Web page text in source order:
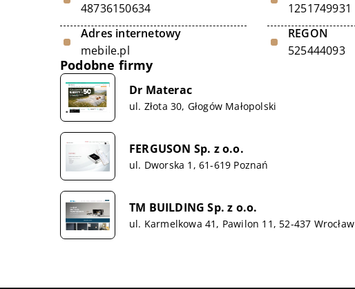
48736150634
Adres internetowy
mebile.pl
1251749931
REGON
525444093
Podobne firmy
Dr Materac
ul. Złota 30, Głogów Małopolski
FERGUSON Sp. z o.o.
ul. Dworska 1, 61-619 Poznań
TM BUILDING Sp. z o.o.
ul. Karmelkowa 41, Pawilon 11, 52-437 Wrocław